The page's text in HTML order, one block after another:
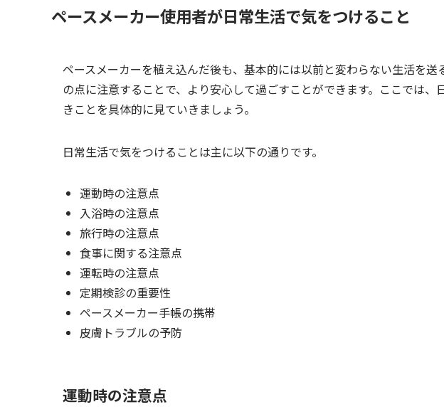
ペースメーカー使用者が日常生活で気をつけること
ペースメーカーを植え込んだ後も、基本的には以前と変わらない生活を
の点に注意することで、より安心して過ごすことができます。ここでは
きことを具体的に見ていきましょう。
日常生活で気をつけることは主に以下の通りです。
運動時の注意点
入浴時の注意点
旅行時の注意点
食事に関する注意点
運転時の注意点
定期検診の重要性
ペースメーカー手帳の携帯
皮膚トラブルの予防
運動時の注意点